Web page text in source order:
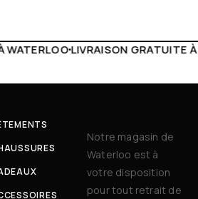
À PARTIR DE 150€LIVE
Notre magasin de
Waterloo est à
votre disposition
pour tout retrait de